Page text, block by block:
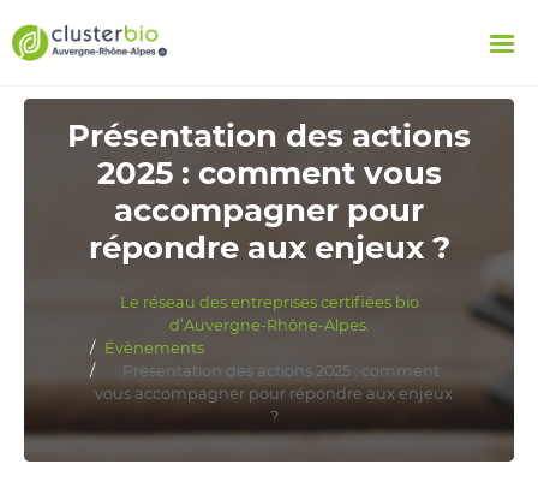
Présentation des actions
2025 : comment vous
accompagner pour
répondre aux enjeux ?
Le réseau des entreprises certifiées bio
d’Auvergne-Rhône-Alpes.
Évènements
Présentation des actions 2025 : comment
vous accompagner pour répondre aux enjeux
?